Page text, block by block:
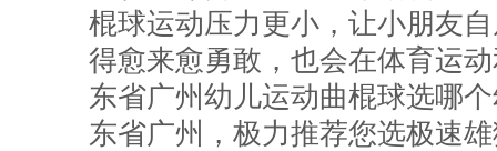
棍球运动压力更小，让小朋友
得愈来愈勇敢，也会在体育运
东省广州幼儿运动曲棍球选哪
东省广州，极力推荐您选极速